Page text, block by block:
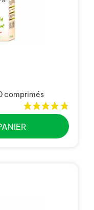
comprimés